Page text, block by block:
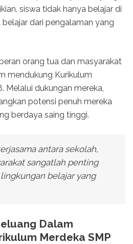
siswa tidak hanya belajar di
dari pengalaman yang
orang tua dan masyarakat
mendukung Kurikulum
Melalui dukungan mereka,
potensi penuh mereka
berdaya saing tinggi.
antara sekolah,
sangatlah penting
belajar yang
Dalam
Merdeka SMP